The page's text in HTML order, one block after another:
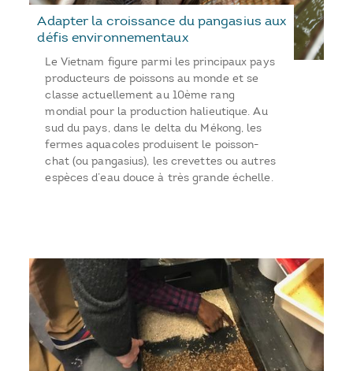
Adapter la croissance du pangasius aux
défis environnementaux
Le Vietnam figure parmi les principaux pays
producteurs de poissons au monde et se
classe actuellement au 10ème rang
mondial pour la production halieutique. Au
sud du pays, dans le delta du Mékong, les
fermes aquacoles produisent le poisson-
chat (ou pangasius), les crevettes ou autres
espèces d’eau douce à très grande échelle.